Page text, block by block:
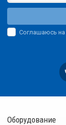
Соглашаюсь на
Оборудование